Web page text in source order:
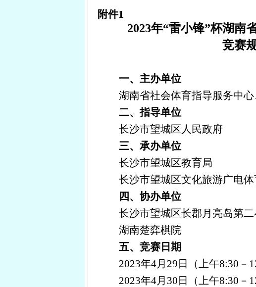
附件1
2023年“雷小锋”杯湖南
竞赛
一、主办单位
湖南省社会体育指导服务中心
二、指导单位
长沙市望城区人民政府
三、承办单位
长沙市望城区教育局
长沙市望城区文化旅游广电体
四、协办单位
长沙市望城区长郡月亮岛第二
湖南楚弈棋院
五、竞赛日期
2023年4月 29 日（上午8:30－
2023年4月 30 日（上午8:30－